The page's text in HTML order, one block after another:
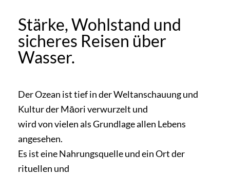
Stärke, Wohlstand und
sicheres Reisen über
Wasser.
Der Ozean ist tief in der Weltanschauung und
Kultur der Māori verwurzelt und
wird von vielen als Grundlage allen Lebens
angesehen.
Es ist eine Nahrungsquelle und ein Ort der
rituellen und